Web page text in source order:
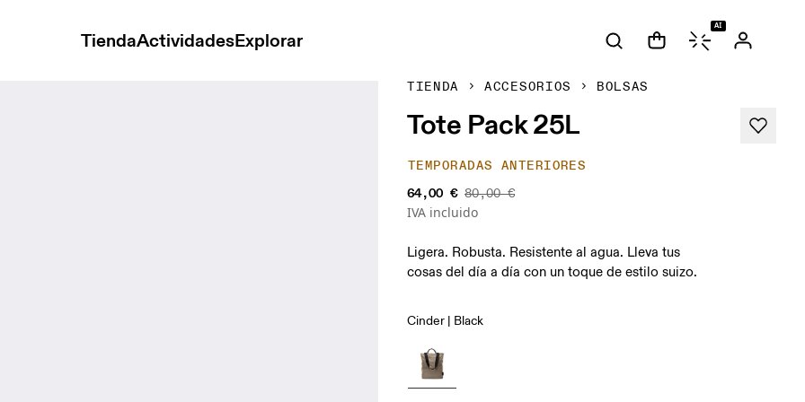
TiendaActividadesExplorar
AI
TIENDA ACCESORIOS BOLSAS
Tote Pack 25L
TEMPORADAS ANTERIORES
64,00 € 80,00 €
IVA incluido
Ligera. Robusta. Resistente al agua. Lleva tus
cosas del día a día con un toque de estilo suizo.
Cinder | Black